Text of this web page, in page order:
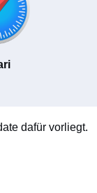
dafür vorliegt.